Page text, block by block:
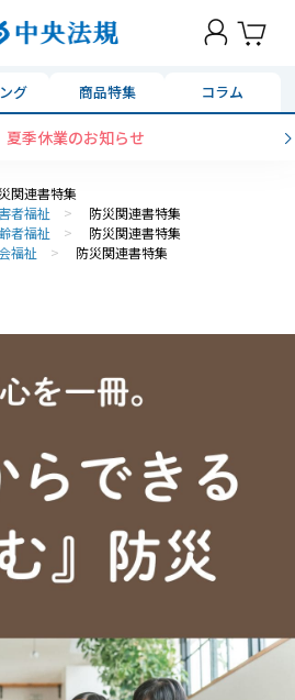
グ 商品特集 コラム
夏季休業のお知らせ
関連書特集
者福祉 >
防災関連書特集
者福祉 >
防災関連書特集
福祉 > 防災関連書特集